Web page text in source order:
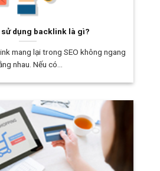
sử dụng backlink là gì?
mang lại trong SEO không ngang
nhau. Nếu có...